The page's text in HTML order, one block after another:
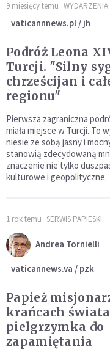
9 miesięcy temu WYDARZENIA
vaticannnews.pl / jh
Podróż Leona
Turcji. "Silny
chrześcijan i
regionu"
Pierwsza zagraniczna
miała miejsce w Turcji. To
niesie ze sobą jasny i
stanowią zdecydowaną
znaczenie nie tylko
kulturowe i geopolityczne.
1 rok temu SERWIS PAPIESKI
Andrea Tornielli
vaticannews.va / pzk
Papież
krańcach
pielgrzymka do
zapamiętania